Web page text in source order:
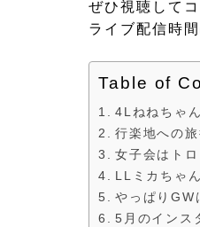
ぜひ視聴して
ライブ配信時
Table of
4Lねねちゃ
行楽地への
女子会はト
LLミカちゃ
やっぱり
5月のインス